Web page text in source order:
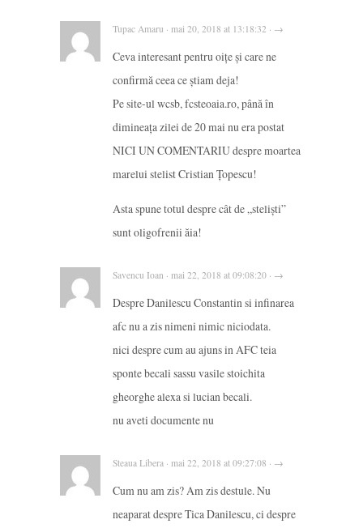
Tupac Amaru · mai 20, 2018 at 13:18:32 · →
Ceva interesant pentru oițe și care ne
confirmă ceea ce știam deja!
Pe site-ul wcsb, fcsteoaia.ro, până în
dimineața zilei de 20 mai nu era postat
NICI UN COMENTARIU despre moartea
marelui stelist Cristian Țopescu!
Asta spune totul despre cât de „steliști”
sunt oligofrenii ăia!
Savencu Ioan · mai 22, 2018 at 09:08:20 · →
Despre Danilescu Constantin si infinarea
afc nu a zis nimeni nimic niciodata.
nici despre cum au ajuns in AFC teia
sponte becali sassu vasile stoichita
gheorghe alexa si lucian becali.
nu aveti documente nu
Steaua Libera · mai 22, 2018 at 09:27:08 · →
Cum nu am zis? Am zis destule. Nu
neaparat despre Tica Danilescu, ci despre